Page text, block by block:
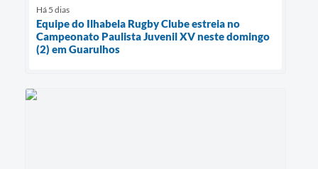
Há 5 dias
Equipe do Ilhabela Rugby Clube estreia no
Campeonato Paulista Juvenil XV neste domingo
(2) em Guarulhos